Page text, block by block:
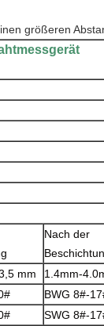
größeren
Nach der
mm
1.4mm-
BWG 8#-
SWG 8#-